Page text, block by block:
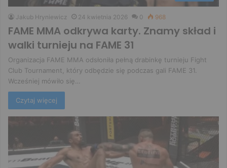
Jakub Hryniewicz 24 kwietnia 2026 0 968
FAME MMA odkrywa karty. Znamy skład i
walki turnieju na FAME 31
Organizacja FAME MMA odsłoniła pełną drabinkę turnieju Fight
Club Tournament, który odbędzie się podczas gali FAME 31.
Wcześniej mówiło się…
Czytaj więcej